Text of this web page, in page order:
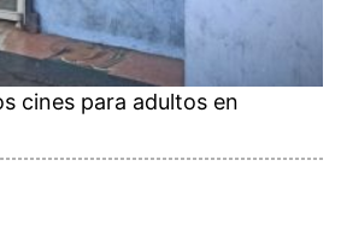
cines para adultos en